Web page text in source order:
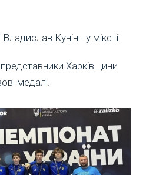
Кунін - у міксті.
Харківщини
медалі.